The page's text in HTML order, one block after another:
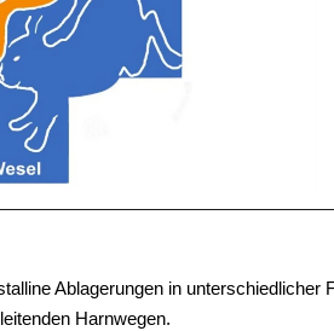
Ablagerungen in unterschiedlicher
Harnwegen.